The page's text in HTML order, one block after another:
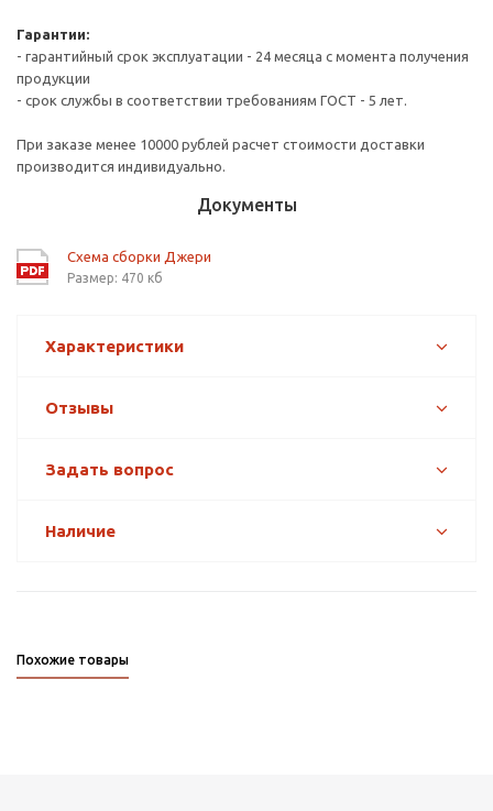
Гарантии:
- гарантийный срок эксплуатации - 24 месяца с момента получения
продукции
- срок службы в соответствии требованиям ГОСТ - 5 лет.
При заказе менее 10000 рублей расчет стоимости доставки
производится индивидуально.
Документы
Схема сборки Джери
Размер: 470 кб
Характеристики
Отзывы
Задать вопрос
Наличие
Похожие товары